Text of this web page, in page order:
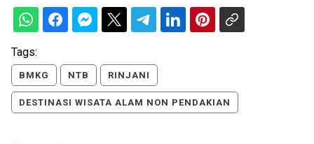
Tags:
BMKG NTB RINJANI
DESTINASI WISATA ALAM NON PENDAKIAN